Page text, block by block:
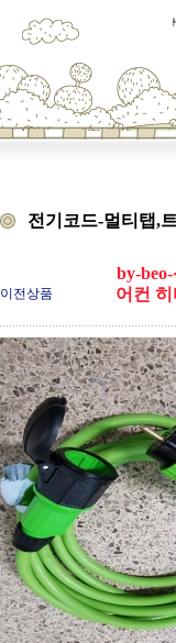
전기코드-멀티탭,
이전상품
by-
어컨